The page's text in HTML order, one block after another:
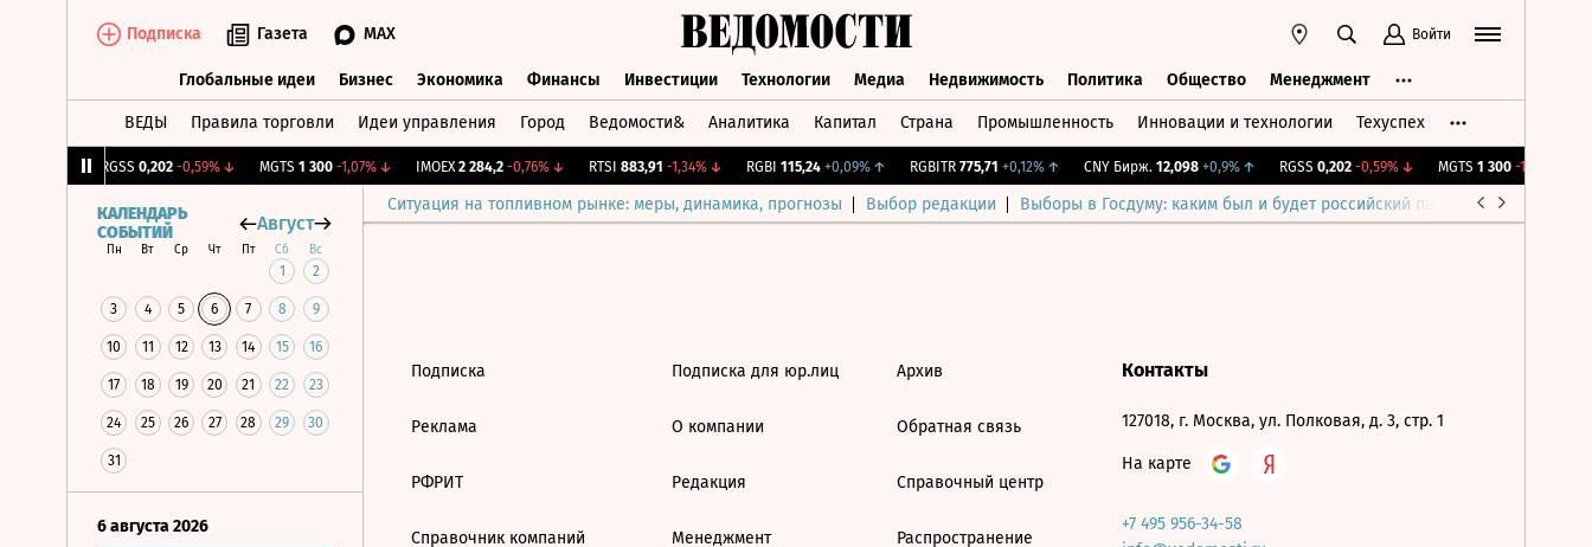
Подписка Газета MAX Войти
Глобальные идеи Бизнес Экономика Финансы Инвестиции Технологии Медиа Недвижимость Политика Общество Менеджмент
ВЕДЫ Правила торговли Идеи управления Город Ведомости& Аналитика Капитал Страна Промышленность Инновации и технологии Техуспех
RGSS 0,202 -0,59%↓ MGTS 1 300 -1,07%↓ IMOEX 2 284,2 -0,76%↓ RTSI 883,91 -1,34%↓ RGBI 115,24 +0,09%↑ RGBITR 775,71 +0,12%↑ CNY Бирж. 12,098 +0,9%↑ RGSS 0,202 -0,59%↓ MGTS 1 300 -1,07%
Ситуация на топливном рынке: меры, динамика, прогнозы Выбор редакции Выборы в Госдуму: каким был и будет российский парламент
КАЛЕНДАРЬ
СОБЫТИЙ
Август
Пн Вт Ср Чт Пт Сб Вс
1 2
3 4 5 6 7 8 9
10 11 12 13 14 15 16
17 18 19 20 21 22 23
24 25 26 27 28 29 30
31
6 августа 2026
Подписка
Реклама
РФРИТ
Справочник компаний
Подписка для юр.лиц
О компании
Редакция
Менеджмент
Архив
Обратная связь
Справочный центр
Распространение
Контакты
127018, г. Москва, ул. Полковая, д. 3, стр. 1
На карте
+7 495 956-34-58